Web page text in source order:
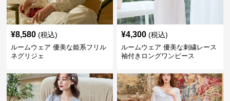
¥8,580 (税込)
ルームウェア 優美な姫系フリル
ネグリジェ
¥4,300 (税込)
ルームウェア 優美な刺繍レース
袖付きロングワンピース